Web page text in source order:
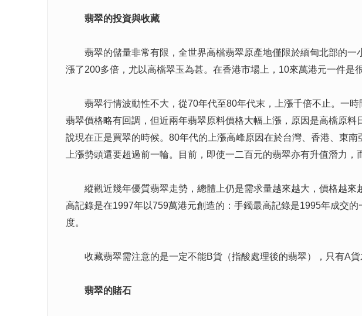
翡翠的投資與收藏
翡翠的儲量非常有限，全世界高檔翡翠原產地僅限於緬甸北部的一
漲了200多倍，尤以高檔翠玉為甚。在香港市場上，10來萬港元一件是
翡翠行情波動性不大，從70年代至80年代末，上漲千倍不止。一時
翡翠價格略有回調，但近兩年翡翠原料價格大幅上漲，原因是高檔原
說現在正是買翠的時候。80年代的上漲高峰原因在於台灣、香港、東
上漲勢頭還要超過前一輪。目前，即使一二百元的翡翠亦有升值潛力，
縱觀近幾年優質翡翠走勢，總體上仍是需求量越來越大，價格越來
高記錄是在1997年以759萬港元創造的：手鐲最高記錄是1995年成交
度。
收藏翡翠需注意的是一定不能B貨（指酸處理後的翡翠），只有A貨
翡翠的賭石